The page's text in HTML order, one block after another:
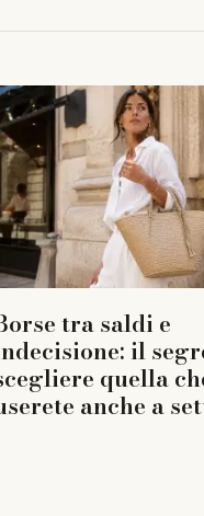
tra saldi e
il
quella
anche a